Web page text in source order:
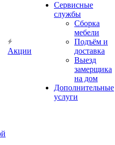
Акции
Сервисные
службы
Сборка
мебели
Подъём и
доставка
Выезд
замерщика
на дом
Дополнительные
услуги